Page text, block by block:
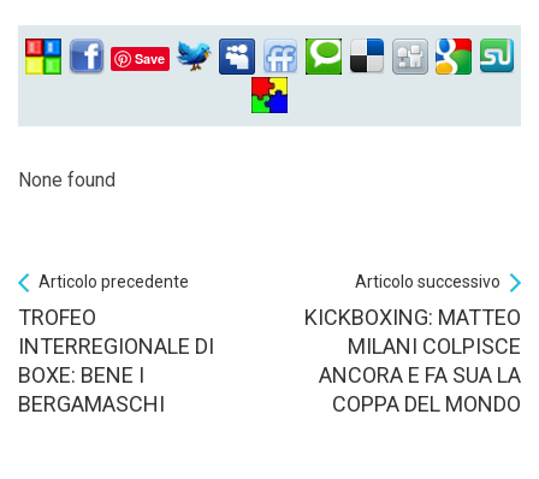
Save
None found
Articolo precedente
TROFEO
INTERREGIONALE DI
BOXE: BENE I
BERGAMASCHI
Articolo successivo
KICKBOXING: MATTEO
MILANI COLPISCE
ANCORA E FA SUA LA
COPPA DEL MONDO